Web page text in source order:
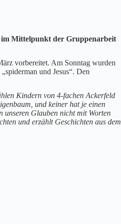
im Mittelpunkt der Gruppenarbeit
vorbereitet. Am Sonntag wurden
und Jesus“. Den
Kindern von 4-fachen Ackerfeld
und keiner hat je einen
unseren Glauben nicht mit Worten
und erzählt Geschichten aus dem